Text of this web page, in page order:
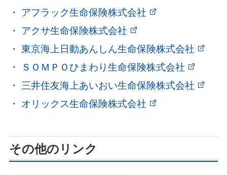
アフラック生命保険株式会社
アクサ生命保険株式会社
東京海上日動あんしん生命保険株式会社
ＳＯＭＰＯひまわり生命保険株式会社
三井住友海上あいおい生命保険株式会社
オリックス生命保険株式会社
その他のリンク